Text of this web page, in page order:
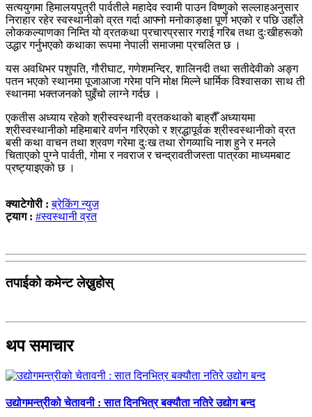
सत्ययुगमा हिमालयपुत्री पार्वतीले महादेव स्वामी पाउन विष्णुको सल्लाहअनुसार
निराहार रहेर स्वस्थानीको व्रत गर्दा आफ्नो मनोकाङ्क्षा पूर्ण भएको र पछि उहाँले
लोककल्याणका निम्ति यो व्रतकथा प्रचारप्रसार गराई गरिब तथा दुःखीहरूको
उद्धार गर्नुभएको कथाका रूपमा नेपाली समाजमा प्रचलित छ ।
यस अवधिभर पशुपति, गौरीघाट, गणेशमन्दिर, शालिनदी तथा सतीदेवीको अङ्ग
पतन भएको स्थानमा पूजाआजा गरेमा पनि मोक्ष मिल्ने धार्मिक विश्वासका साथ ती
स्थानमा भक्तजनको घुइँचो लाग्ने गर्दछ ।
एकतीस अध्याय रहेको श्रीस्वस्थानी व्रतकथाको बाह्रौँ अध्यायमा
श्रीस्वस्थानीको महिमाबारे वर्णन गरिएको र श्रद्धापूर्वक श्रीस्वस्थानीको व्रत
बसी कथा वाचन तथा श्रवण गरेमा दुःख तथा रोगव्याधि नाश हुने र मनले
चिताएको पुग्ने पार्वती, गोमा र नवराज र चन्द्रावतीजस्ता पात्रका माध्यमबाट
प्रष्ट्याइएको छ ।
क्याटेगोरी :ब्रेकिंग न्युज
ट्याग : #स्वस्थानी व्रत
तपाईको कमेन्ट लेख्नुहोस्
थप समाचार
उद्योगमन्त्रीको चेतावनी : सात दिनभित्र बक्यौता नतिरे उद्योग बन्द